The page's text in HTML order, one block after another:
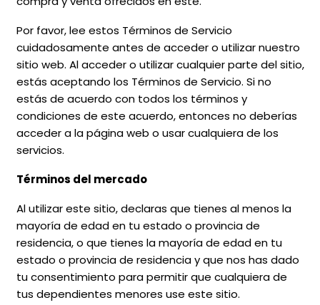
Por favor, lee estos Términos de Servicio
cuidadosamente antes de acceder o utilizar nuestro
sitio web. Al acceder o utilizar cualquier parte del sitio,
estás aceptando los Términos de Servicio. Si no
estás de acuerdo con todos los términos y
condiciones de este acuerdo, entonces no deberías
acceder a la página web o usar cualquiera de los
servicios.
Términos del mercado
Al utilizar este sitio, declaras que tienes al menos la
mayoría de edad en tu estado o provincia de
residencia, o que tienes la mayoría de edad en tu
estado o provincia de residencia y que nos has dado
tu consentimiento para permitir que cualquiera de
tus dependientes menores use este sitio.